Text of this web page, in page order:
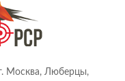
Москва, Люберцы,